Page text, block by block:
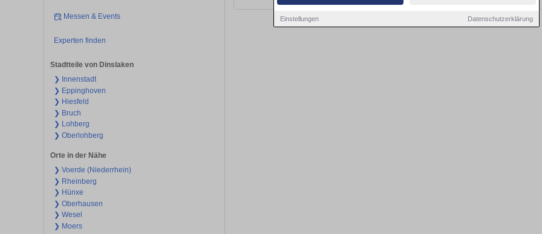
Einstellungen Datenschutzerklärung
Messen & Events
Experten finden
Stadtteile von Dinslaken
❯ Innenstadt
❯ Eppinghoven
❯ Hiesfeld
❯ Bruch
❯ Lohberg
❯ Oberlohberg
Orte in der Nähe
❯ Voerde (Niederrhein)
❯ Rheinberg
❯ Hünxe
❯ Oberhausen
❯ Wesel
❯ Moers